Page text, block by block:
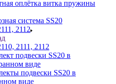
оплётка витка пружины
система SS20
2112
2111, 2112
подвески SS20 в
виде
подвески SS20 в
виде